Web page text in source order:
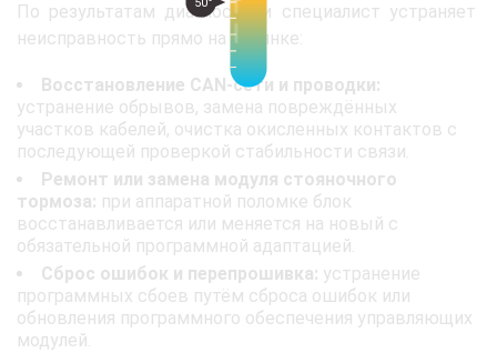
По результатам диагностики специалист устраняет
неисправность прямо на стоянке:
Восстановление CAN-сети и проводки:
устранение обрывов, замена повреждённых
участков кабелей, очистка окисленных контактов с
последующей проверкой стабильности связи.
Ремонт или замена модуля стояночного
тормоза: при аппаратной поломке блок
восстанавливается или меняется на новый с
обязательной программной адаптацией.
Сброс ошибок и перепрошивка: устранение
программных сбоев путём сброса ошибок или
обновления программного обеспечения управляющих
модулей.